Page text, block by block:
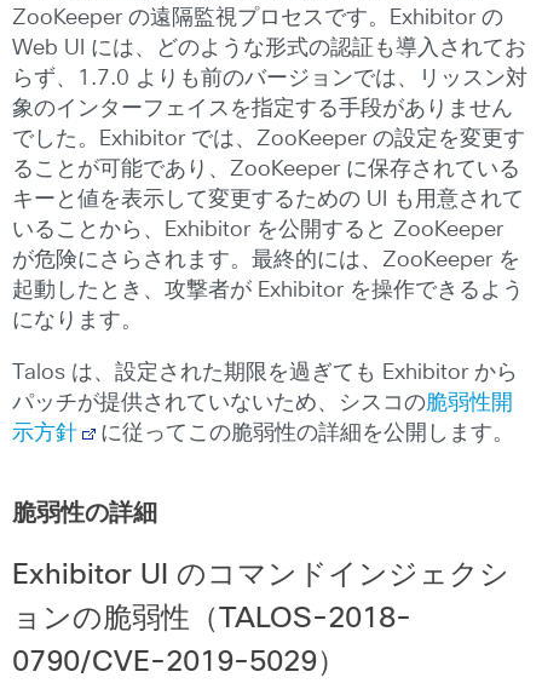
ZooKeeper の遠隔監視プロセスです。Exhibitor の
Web UI には、どのような形式の認証も導入されてお
らず、1.7.0 よりも前のバージョンでは、リッスン対
象のインターフェイスを指定する手段がありません
でした。Exhibitor では、ZooKeeper の設定を変更す
ることが可能であり、ZooKeeper に保存されている
キーと値を表示して変更するための UI も用意されて
いることから、Exhibitor を公開すると ZooKeeper
が危険にさらされます。最終的には、ZooKeeper を
起動したとき、攻撃者が Exhibitor を操作できるよう
になります。
Talos は、設定された期限を過ぎても Exhibitor から
パッチが提供されていないため、シスコの脆弱性開
示方針
に従ってこの脆弱性の詳細を公開します。
脆弱性の詳細
Exhibitor UI のコマンドインジェクシ
ョンの脆弱性（TALOS-2018-
0790/CVE-2019-5029）